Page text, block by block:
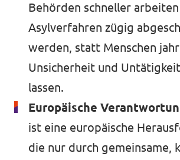
Behörden schneller
Asylverfahren zügig
werden, statt Menschen
Unsicherheit und
lassen.
Europäische
ist eine europäische
die nur durch gemeinsame,